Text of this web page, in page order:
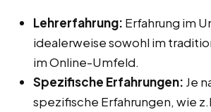
Lehrerfahrung: Erfahrung im
idealerweise sowohl im
im Online-Umfeld.
Spezifische Erfahrungen: Je
spezifische Erfahrungen, wie